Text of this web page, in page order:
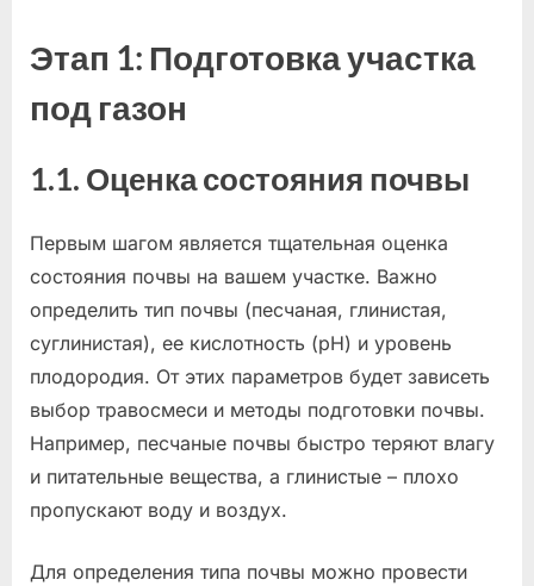
Этап 1: Подготовка участка
под газон
1.1. Оценка состояния почвы
Первым шагом является тщательная оценка
состояния почвы на вашем участке. Важно
определить тип почвы (песчаная, глинистая,
суглинистая), ее кислотность (pH) и уровень
плодородия. От этих параметров будет зависеть
выбор травосмеси и методы подготовки почвы.
Например, песчаные почвы быстро теряют влагу
и питательные вещества, а глинистые – плохо
пропускают воду и воздух.
Для определения типа почвы можно провести